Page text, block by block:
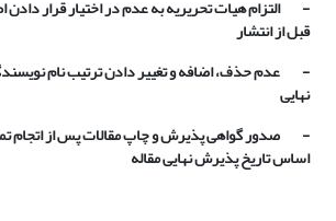
- التزام هیات تحریریه به عدم در اختیار قرار دادن
قبل از انتشار
- عدم حذف، اضافه و تغییر دادن ترتیب نام
نهایی
- صدور گواهی پذیرش و چاپ مقالات پس از اتجام
اساس تاریخ پذیرش نهایی مقاله